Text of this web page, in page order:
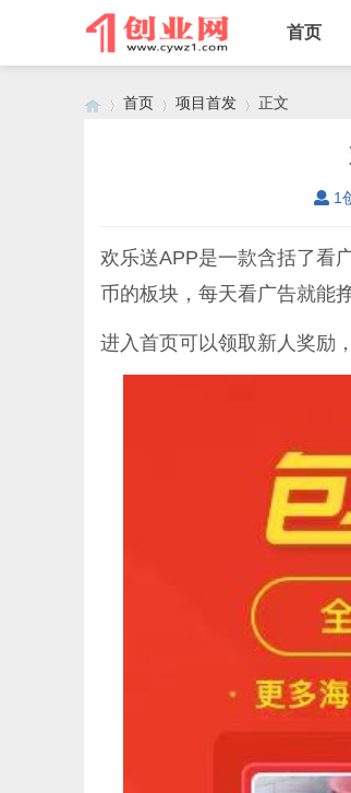
首页
首页 项目首发 正文
1
欢乐送APP是一款含括了看
币的板块，每天看广告就能
进入首页可以领取新人奖励